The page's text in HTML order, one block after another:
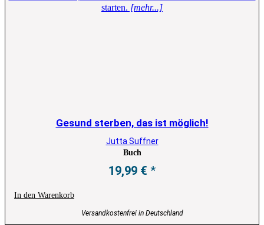
starten. [mehr...]
Gesund sterben, das ist möglich!
Jutta Suffner
Buch
19,99 €
In den Warenkorb
Versandkostenfrei in Deutschland